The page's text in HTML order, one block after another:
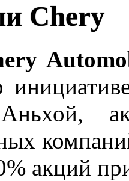
Chery
акций